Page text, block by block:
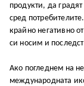
продукти, да
сред
крайно негативно
си носим и
Ако погледнем на
международната